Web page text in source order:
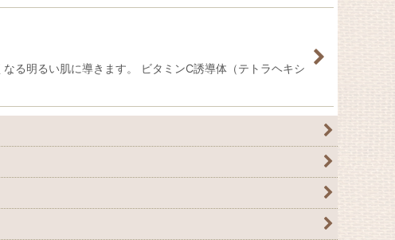
る明るい肌に導きます。 ビタミンC誘導体（テトラヘキシ